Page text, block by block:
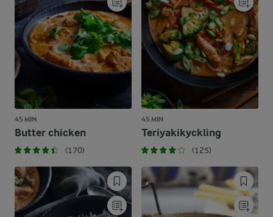
45 MIN
Butter chicken
(170)
45 MIN
Teriyakikyckling
(125)